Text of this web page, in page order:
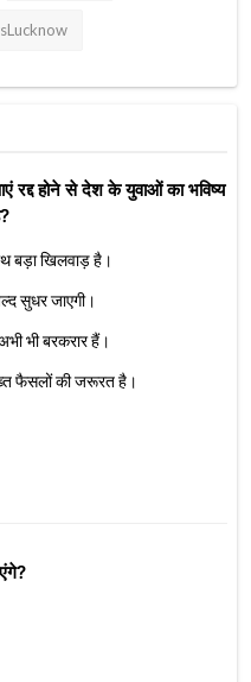
रद्द होने से देश के युवाओं का भविष्य
बड़ा खिलवाड़ है।
सुधर जाएगी।
भी बरकरार हैं।
फैसलों की जरूरत है।